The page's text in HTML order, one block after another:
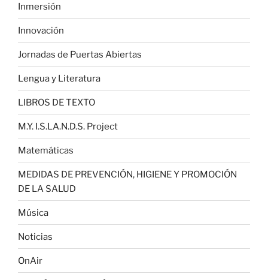
Inmersión
Innovación
Jornadas de Puertas Abiertas
Lengua y Literatura
LIBROS DE TEXTO
M.Y. I.S.LA.N.D.S. Project
Matemáticas
MEDIDAS DE PREVENCIÓN, HIGIENE Y PROMOCIÓN
DE LA SALUD
Música
Noticias
OnAir